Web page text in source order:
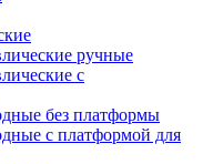
ручные
с
без платформы
с платформой для